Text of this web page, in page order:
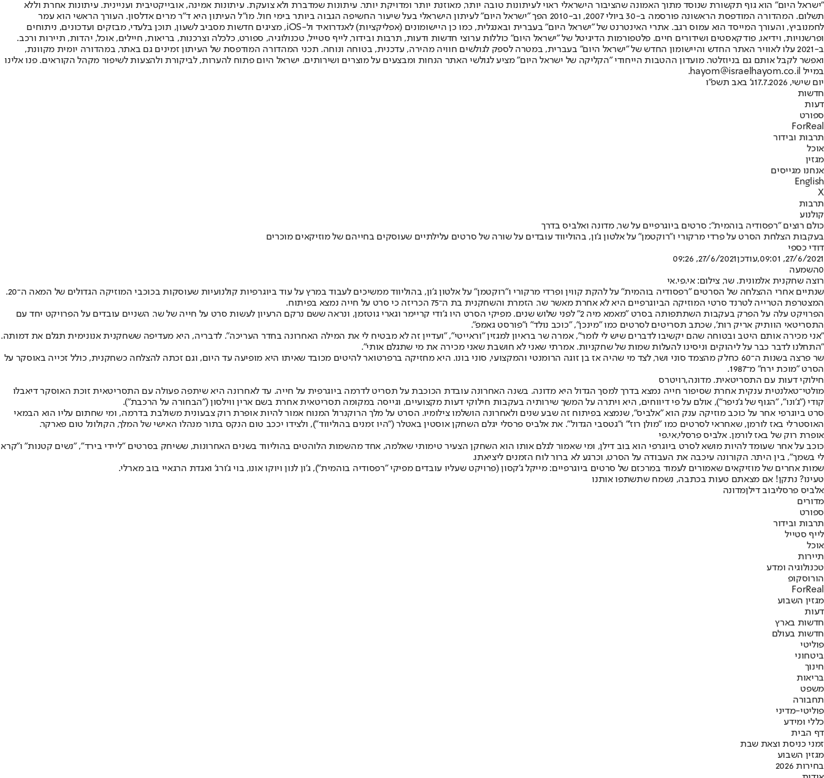
"ישראל היום" הוא גוף תקשורת שנוסד מתוך האמונה שהציבור הישראלי ראוי לעיתונות טובה יותר, מאוזנת יותר ומדויקת יותר. עיתונות שמדברת ולא צועקת. עיתונות אמינה, אובייקטיבית ועניינית. עיתונות אחרת וללא
תשלום. המהדורה המודפסת הראשונה פורסמה ב-30 ביולי 2007, וב-2010 הפך "ישראל היום" לעיתון הישראלי בעל שיעור החשיפה הגבוה ביותר בימי חול. מו"ל העיתון היא ד"ר מרים אדלסון. העורך הראשי הוא עמר
לחמנוביץ, והעורך המייסד הוא עמוס רגב. אתרי האינטרנט של "ישראל היום" בעברית ובאנגלית, כמו כן היישומונים (אפליקציות) לאנדרואיד ול-iOS, מציגים חדשות מסביב לשעון, תוכן בלעדי, מבזקים ועדכונים, ניתוחים
ופרשנויות, וידיאו, פודקאסטים ושידורים חיים. פלטפורמות הדיגיטל של "ישראל היום" כוללות ערוצי חדשות ודעות, תרבות ובידור, לייף סטייל, טכנולוגיה, ספורט, כלכלה וצרכנות, בריאות, חיילים, אוכל, יהדות, תיירות ורכב.
ב-2021 עלו לאוויר האתר החדש והיישומון החדש של "ישראל היום" בעברית, במטרה לספק לגולשים חוויה מהירה, עדכנית, בטוחה ונוחה. תכני המהדורה המודפסת של העיתון זמינים גם באתר, במהדורה יומית מקוונת,
ואפשר לקבל אותם גם בניוזלטר. מועדון ההטבות הייחודי "הקליקה של ישראל היום" מציע לגולשי האתר הנחות ומבצעים על מוצרים ושירותים. ישראל היום פתוח להערות, לביקורת ולהצעות לשיפור מקהל הקוראים. פנו אלינו
במייל hayom@israelhayom.co.il.
יום שישי, 17.7.2026
ג' באב תשפ"ו
חדשות
דעות
ספורט
ForReal
תרבות ובידור
אוכל
מגזין
אנחנו מגייסים
English
X
תרבות
קולנוע
כולם רוצים "רפסודיה בוהמית": סרטים ביוגרפיים על שר, מדונה ואלביס בדרך
בעקבות הצלחת הסרט על פרדי מרקורי ו"רוקטמן" על אלטון ג'ון, בהוליווד עובדים על שורה של סרטים עלילתיים שעוסקים בחייהם של מוזיקאים מוכרים
דודי כספי
27/6/2021, 09:01
,עודכן27/6/2021, 09:26
0השמעה
רוצה שחקנית אלמונית. שר, צילום: אי.פי.אי
שנתיים אחרי ההצלחה של הסרטים "רפסודיה בוהמית" על להקת קווין ופרדי מרקורי ו"רוקטמן" על אלטון ג'ון, בהוליווד ממשיכים לעבוד במרץ על עוד ביוגרפיות קולנועיות שעוסקות בכוכבי המוזיקה הגדולים של המאה ה־20.
המצטרפת הטרייה לטרנד סרטי המוזיקה הביוגרפיים היא לא אחרת מאשר שר. הזמרת והשחקנית בת ה־75 הכריזה כי סרט על חייה נמצא בפיתוח.
הפרויקט עלה על הפרק בעקבות השתתפותה בסרט "מאמא מיה 2" לפני שלוש שנים. מפיקי הסרט היו ג'ודי קריימר וגארי גוטזמן, ונראה ששם נרקם הרעיון לעשות סרט על חייה של שר. השניים עובדים על הפרויקט יחד עם
התסריטאי הוותיק אריק רות', שכתב תסריטים לסרטים כמו "מינכן", "כוכב נולד" ו"פורסט גאמפ".
"אני מכירה אותם היטב ובטוחה שהם יקשיבו לדברים שיש לי לומר", אמרה שר בראיון למגזין "וראייטי", "ועדיין זה לא מבטיח לי את המילה האחרונה בחדר העריכה". לדבריה, היא מעדיפה ששחקנית אנונימית תגלם את דמותה.
"התחלנו לדבר כבר על ליהוקים וניסינו להעלות שמות של שחקניות. אמרתי שאני לא חושבת שאני מכירה את מי שתגלם אותי".
שר פרצה בשנות ה־60 כחלק מהצמד סוני ושר, לצד מי שהיה אז בן זוגה הרומנטי והמקצועי, סוני בונו. היא מחזיקה ברפרטואר להיטים מכובד שאיתו היא מופיעה עד היום, וגם זכתה להצלחה כשחקנית, כולל זכייה באוסקר על
הסרט "מוכת ירח" מ־1987.
חילוקי דעות עם התסריטאית. מדונה,רויטרס
מולטי־טאלנטית ענקית אחרת שסיפור חייה נמצא בדרך למסך הגדול היא מדונה. בשנה האחרונה עובדת הכוכבת על תסריט לדרמה ביוגרפית על חייה. עד לאחרונה היא שיתפה פעולה עם התסריטאית זוכת האוסקר דיאבלו
קודי ("ג'ונו", "הגוף של ג'ניפר"), אולם על פי דיווחים, היא ויתרה על המשך שירותיה בעקבות חילוקי דעות מקצועיים, וגייסה במקומה תסריטאית אחרת בשם ארין ווילסון ("הבחורה על הרכבת").
סרט ביוגרפי אחר על כוכב מוזיקה ענק הוא "אלביס", שנמצא בפיתוח זה שבע שנים ולאחרונה הושלמו צילומיו. הסרט על מלך הרוקנרול המנוח אמור להיות אופרת רוק צבעונית משולבת בדרמה, ומי שחתום עליו הוא הבמאי
האוסטרלי באז לורמן, שאחראי לסרטים כמו "מולן רוז'" ו"גטסבי הגדול". את אלביס פרסלי יגלם השחקן אוסטין באטלר ("היו זמנים בהוליווד"), ולצידו יככב טום הנקס בתור מנהלו האישי של המלך, הקולונל טום פארקר.
אופרת רוק של באז לורמן. אלביס פרסלי,אי.פי
כוכב על אחר שעומד להיות מושא לסרט ביוגרפי הוא בוב דילן, ומי שאמור לגלם אותו הוא השחקן הצעיר טימותי שאלמה, אחד מהשמות הלוהטים בהוליווד בשנים האחרונות, ששיחק בסרטים "ליידי בירד", "נשים קטנות" ו"קרא
לי בשמך", בין היתר. הקורונה עיכבה את העבודה על הסרט, וכרגע לא ברור לוח הזמנים ליציאתו.
שמות אחרים של מוזיקאים שאמורים לעמוד במרכזם של סרטים ביוגרפיים: מייקל ג'קסון (פרויקט שעליו עובדים מפיקי "רפסודיה בוהמית"), ג'ון לנון ויוקו אונו, בוי ג'ורג' ואגדת הרגאיי בוב מארלי.
טעינו? נתקן! אם מצאתם טעות בכתבה, נשמח שתשתפו אותנו
אלביס פרסליבוב דילןמדונה
מדורים
ספורט
תרבות ובידור
לייף סטייל
אוכל
תיירות
טכנולוגיה ומדע
הורוסקופ
ForReal
מגזין השבוע
דעות
חדשות בארץ
חדשות בעולם
פוליטי
ביטחוני
חינוך
בריאות
משפט
תחבורה
פוליטי-מדיני
כללי ומידע
דף הבית
זמני כניסת וצאת שבת
מגזין השבוע
בחירות 2026